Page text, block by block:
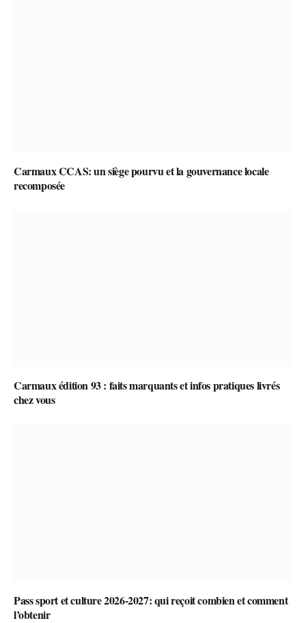
Carmaux CCAS: un siège pourvu et la gouvernance locale
recomposée
Carmaux édition 93 : faits marquants et infos pratiques livrés
chez vous
Pass sport et culture 2026-2027: qui reçoit combien et comment
l’obtenir